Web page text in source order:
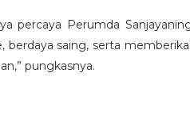
percaya Perumda
saing, serta
pungkasnya.